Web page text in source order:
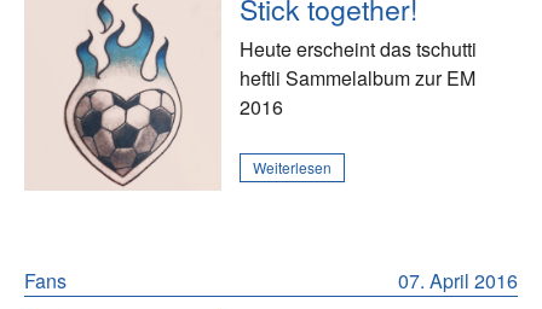
Stick together!
Heute erscheint das tschutti
heftli Sammelalbum zur EM
2016
Weiterlesen
07. April 2016
Fans